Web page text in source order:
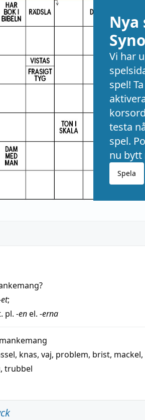
Nya
Vi har
spel!
testa
spel.
nu bytt
Spela
?
;
pl. -enel. -erna
mankemang
, knas, vaj, problem, brist, mackel,
, trubbel